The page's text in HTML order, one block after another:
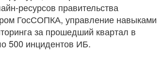
ресурсов правительства
ГосСОПКА, управление навыками
за прошедший квартал в
500 инцидентов ИБ.